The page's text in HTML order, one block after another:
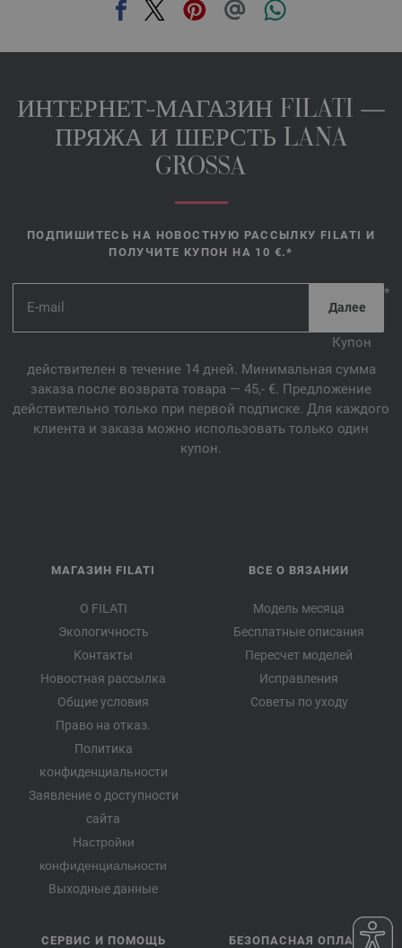
ИНТЕРНЕТ-МАГАЗИН FILATI —
ПРЯЖА И ШЕРСТЬ LANA
GROSSA
ПОДПИШИТЕСЬ НА НОВОСТНУЮ РАССЫЛКУ FILATI И
ПОЛУЧИТЕ КУПОН НА 10 €.*
*
Купон
действителен в течение 14 дней. Минимальная сумма
заказа после возврата товара — 45,- €. Предложение
действительно только при первой подписке. Для каждого
клиента и заказа можно использовать только один
купон.
МАГАЗИН FILATI
О FILATI
Экологичность
Контакты
Новостная рассылка
Общие условия
Право на отказ.
Политика
конфиденциальности
Заявление о доступности
сайта
Настройки
конфиденциальности
Выходные данные
ВСЕ О ВЯЗАНИИ
Модель месяца
Бесплатные описания
Пересчет моделей
Исправления
Советы по уходу
СЕРВИС И ПОМОЩЬ БЕЗОПАСНАЯ ОПЛАТА